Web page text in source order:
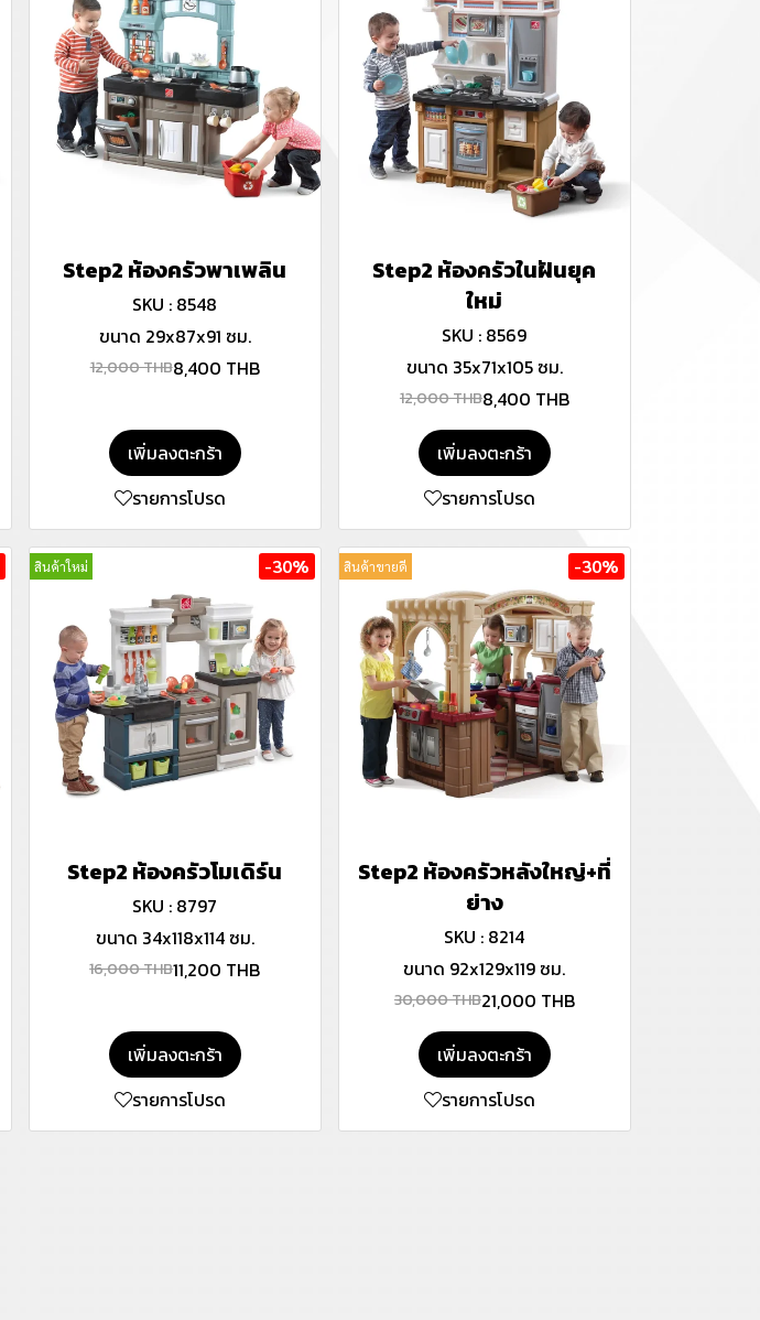
Step2 ห้องครัวพาเพลิน
SKU : 8548
ขนาด 29x87x91 ซม.
12,000 THB8,400 THB
เพิ่มลงตะกร้า
รายการโปรด
Step2 ห้องครัวในฝันยุค
ใหม่
SKU : 8569
ขนาด 35x71x105 ซม.
12,000 THB8,400 THB
เพิ่มลงตะกร้า
รายการโปรด
สินค้าใหม่ -30%
Step2 ห้องครัวโมเดิร์น
SKU : 8797
ขนาด 34x118x114 ซม.
16,000 THB11,200 THB
เพิ่มลงตะกร้า
รายการโปรด
สินค้าขายดี -30%
Step2 ห้องครัวหลังใหญ่+ที่
ย่าง
SKU : 8214
ขนาด 92x129x119 ซม.
30,000 THB21,000 THB
เพิ่มลงตะกร้า
รายการโปรด